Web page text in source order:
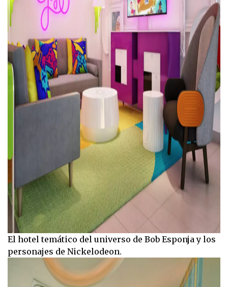
El hotel temático del universo de Bob Esponja y los
personajes de Nickelodeon.